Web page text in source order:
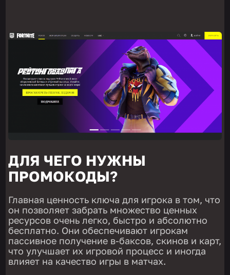
ДЛЯ ЧЕГО НУЖНЫ
ПРОМОКОДЫ?
Главная ценность ключа для игрока в том, что
он позволяет забрать множество ценных
ресурсов очень легко, быстро и абсолютно
бесплатно. Они обеспечивают игрокам
пассивное получение в-баксов, скинов и карт,
что улучшает их игровой процесс и иногда
влияет на качество игры в матчах.